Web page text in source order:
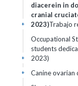
diacerein in
cranial
2023)Trabajo
+
Occupational
students
2023)
+
Canine ovarian
+